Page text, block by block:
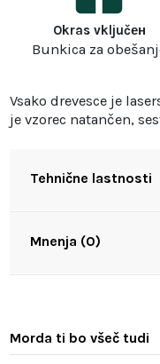
Okras vključен
Bunkica za
Vsako drevesce je
je vzorec natančen,
Tehnične lastnosti
Mnenja (0)
Morda ti bo všeč tudi